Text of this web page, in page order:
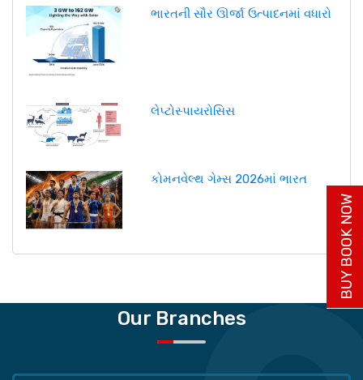
ભારતની સૌર ઊર્જા ઉત્પાદનમાં વધારો
લેપ્ટોસ્પાયરોસિસ
કોમનવેલ્થ ગેમ્સ 2026માં ભારત
Our Branches
BUY BOOK NOW